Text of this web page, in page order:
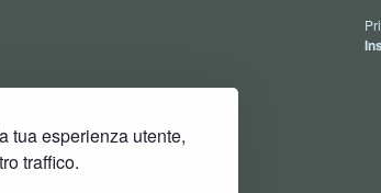
tua esperienza utente,
traffico.